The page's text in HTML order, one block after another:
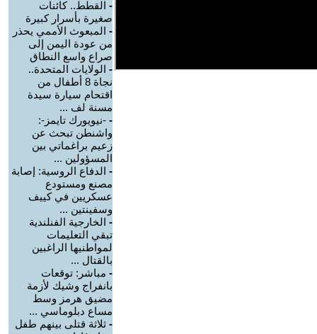
- القطط.. كائنات
صغيرة بأسرار كبيرة
- المبعوث الأممي يحذر
من عودة اليمن إلى
صراع واسع النطاق
- الولايات المتحدة..
نجاة 8 أطفال من
اقتحام سيارة سيدة
مسنة لف ...
- -نيويورك تايمز-:
واشنطن تبحث عن
زعيم براغماتي بين
المسؤولين ...
- الدفاع الروسية: إصابة
مصنع ومستودع
عسكريين في كييف
وسفينتين ...
- الخارجية الفنلندية
تبقي التعليمات
لمواطنيها الراغبين
بالقتال ...
- مباشر: توقعات
بانفراج وشيك لأزمة
مضيق هرمز وسط
مساع دبلوماسي ...
- ثلاثة قتلى بينهم طفل